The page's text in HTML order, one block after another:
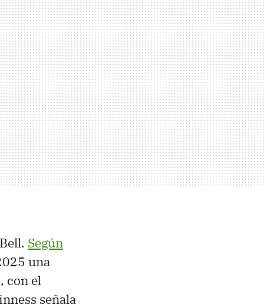
Según
una
con el
señala